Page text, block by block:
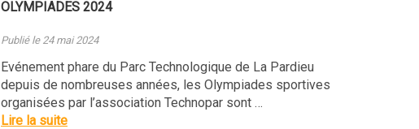
OLYMPIADES 2024
Publié le 24 mai 2024
Evénement phare du Parc Technologique de La Pardieu
depuis de nombreuses années, les Olympiades sportives
organisées par l’association Technopar sont …
Lire la suite